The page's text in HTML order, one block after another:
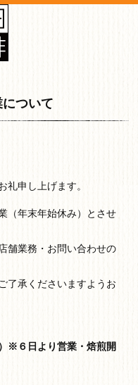
について
礼申し上げます。
（年末年始休み）とさせ
舗業務・お問い合わせの
了承くださいますようお
※６日より営業・焙煎開